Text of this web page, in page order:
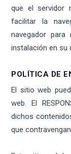
que el servidor
facilitar la
navegador
instalación en su
POLÍTICA DE
El sitio web
web. El
dichos
que